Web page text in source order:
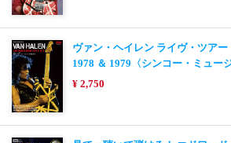
ヴァン・ヘイレン ライヴ・ツア
1978 ＆ 1979〈シンコー・ミュー
¥ 2,750